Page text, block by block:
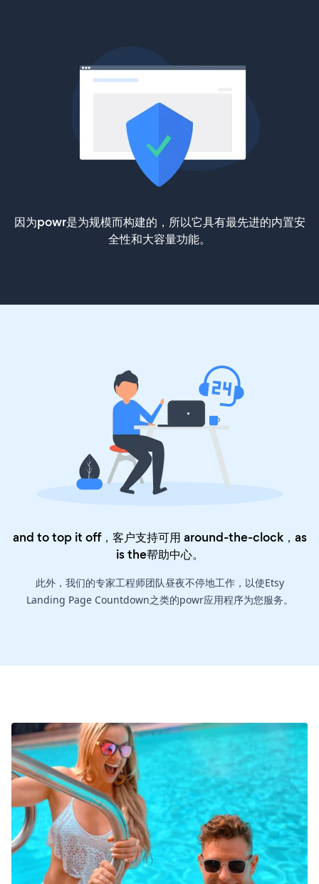
因为powr是为规模而构建的，所以它具有最先进的内置安
全性和大容量功能。
and to top it off，客户支持可用 around-the-clock，as
is the帮助中心。
此外，我们的专家工程师团队昼夜不停地工作，以使Etsy
Landing Page Countdown之类的powr应用程序为您服务。